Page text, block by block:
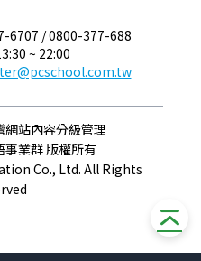
6707 / 0800-377-688
~ 22:00
站內容分級管理
事業群 版權所有
Co., Ltd. All Rights